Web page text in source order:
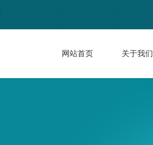
网站首页 关于我们